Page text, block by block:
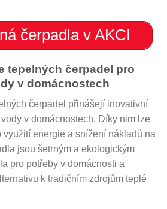
čerpadla v AKCI
tepelných čerpadel pro
v domácnostech
čerpadel přinášejí inovativní
v domácnostech. Díky nim lze
energie a snížení nákladů na
jsou šetrným a ekologickým
pro potřeby v domácnosti a
k tradičním zdrojům teplé